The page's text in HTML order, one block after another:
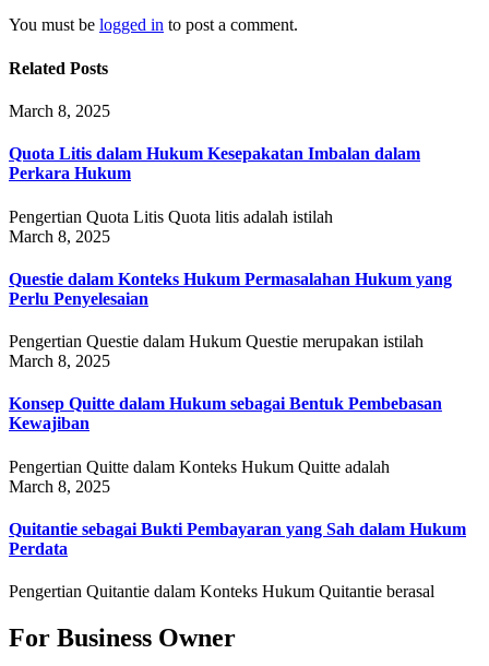
You must be logged in to post a comment.
Related Posts
March 8, 2025
Quota Litis dalam Hukum Kesepakatan Imbalan dalam
Perkara Hukum
Pengertian Quota Litis Quota litis adalah istilah
March 8, 2025
Questie dalam Konteks Hukum Permasalahan Hukum yang
Perlu Penyelesaian
Pengertian Questie dalam Hukum Questie merupakan istilah
March 8, 2025
Konsep Quitte dalam Hukum sebagai Bentuk Pembebasan
Kewajiban
Pengertian Quitte dalam Konteks Hukum Quitte adalah
March 8, 2025
Quitantie sebagai Bukti Pembayaran yang Sah dalam Hukum
Perdata
Pengertian Quitantie dalam Konteks Hukum Quitantie berasal
For Business Owner